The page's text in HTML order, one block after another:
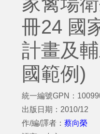
冊24 國
計畫及
國範例)
統一編號GPN：
出版日期：2010/12
作/編/譯者： 蔡向榮